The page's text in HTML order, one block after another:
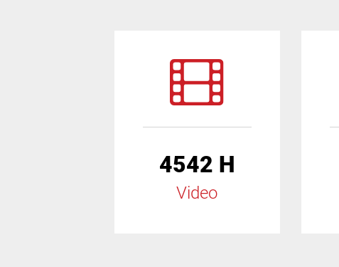
4542 H
Video